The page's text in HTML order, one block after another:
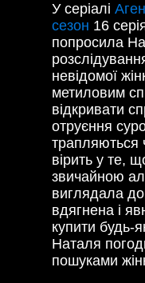
У серіалі
сезон 16
попросила
невідомої
метиловим
відкривати
отруєння
трапляються
вірить у те,
звичайною
виглядала
вдягнена і
купити будь-
Наталя
пошуками